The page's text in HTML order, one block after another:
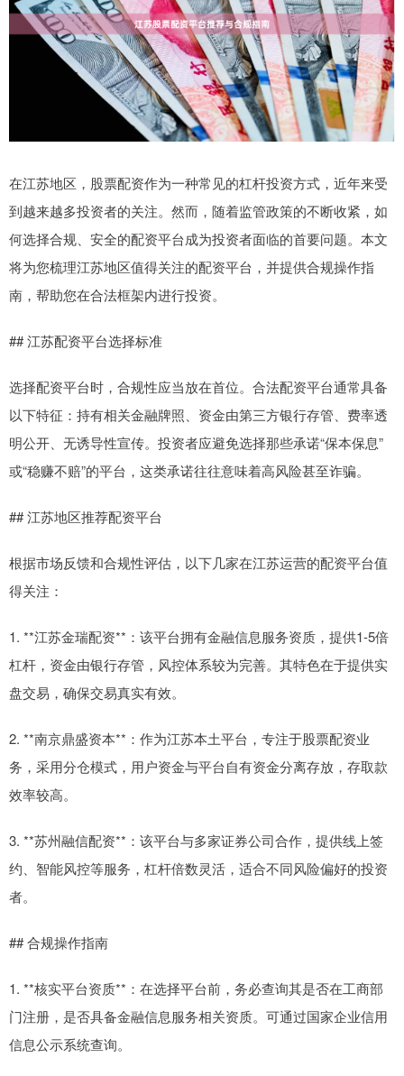
在江苏地区，股票配资作为一种常见的杠杆投资方式，近年来受
到越来越多投资者的关注。然而，随着监管政策的不断收紧，如
何选择合规、安全的配资平台成为投资者面临的首要问题。本文
将为您梳理江苏地区值得关注的配资平台，并提供合规操作指
南，帮助您在合法框架内进行投资。
## 江苏配资平台选择标准
选择配资平台时，合规性应当放在首位。合法配资平台通常具备
以下特征：持有相关金融牌照、资金由第三方银行存管、费率透
明公开、无诱导性宣传。投资者应避免选择那些承诺“保本保息”
或“稳赚不赔”的平台，这类承诺往往意味着高风险甚至诈骗。
## 江苏地区推荐配资平台
根据市场反馈和合规性评估，以下几家在江苏运营的配资平台值
得关注：
1. **江苏金瑞配资**：该平台拥有金融信息服务资质，提供1-5倍
杠杆，资金由银行存管，风控体系较为完善。其特色在于提供实
盘交易，确保交易真实有效。
2. **南京鼎盛资本**：作为江苏本土平台，专注于股票配资业
务，采用分仓模式，用户资金与平台自有资金分离存放，存取款
效率较高。
3. **苏州融信配资**：该平台与多家证券公司合作，提供线上签
约、智能风控等服务，杠杆倍数灵活，适合不同风险偏好的投资
者。
## 合规操作指南
1. **核实平台资质**：在选择平台前，务必查询其是否在工商部
门注册，是否具备金融信息服务相关资质。可通过国家企业信用
信息公示系统查询。